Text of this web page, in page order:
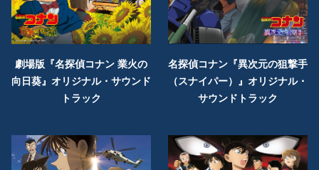
劇場版『名探偵コナン 業火の
向日葵』オリジナル・サウンド
トラック
名探偵コナン『異次元の狙撃手
（スナイパー）』オリジナル・
サウンドトラック